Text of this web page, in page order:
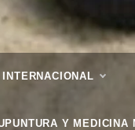
Y MEDICINA